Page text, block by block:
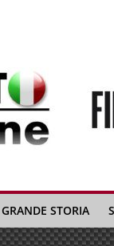
STORIA